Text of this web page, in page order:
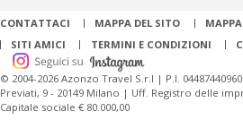
CONTATTACI MAPPA DEL SITO
SITI AMICI
TERMINI E CONDIZIONI
© 2004-2026 Azonzo Travel S.r.l | P.I.
Previati, 9 - 20149 Milano | Uff. Registro delle
Capitale sociale € 80.000,00